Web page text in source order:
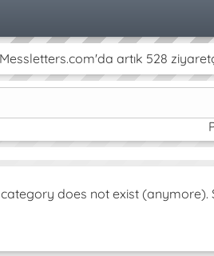
artık 528
does not exist